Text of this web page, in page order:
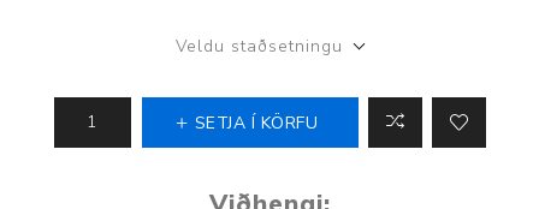
Veldu staðsetningu
SETJA Í KÖRFU